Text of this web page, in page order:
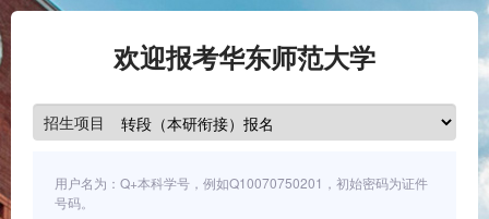
欢迎报考华东师范大学
招生项目
用户名为：Q+本科学号，例如Q10070750201，初始密码为证件
号码。